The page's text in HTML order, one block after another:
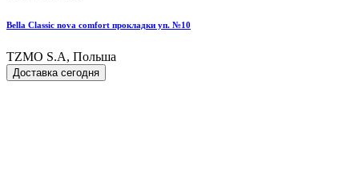
Bella Classic nova comfort прокладки уп. №10
TZMO S.A, Польша
Доставка сегодня